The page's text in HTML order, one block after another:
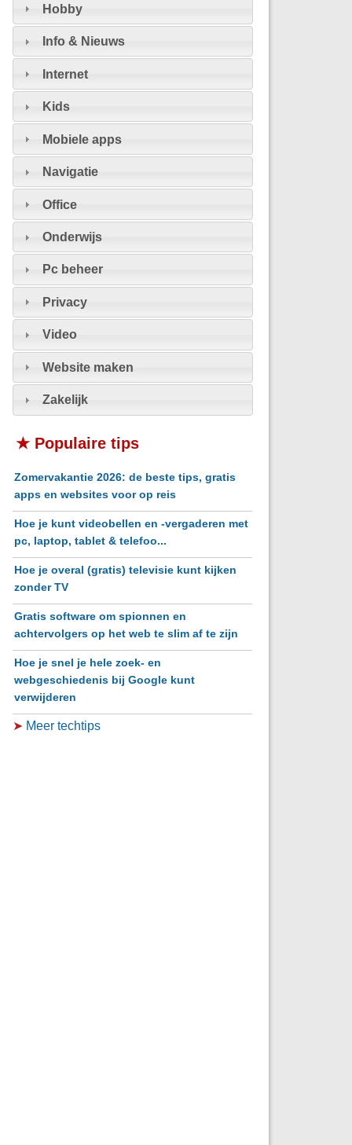
Hobby
Info & Nieuws
Internet
Kids
Mobiele apps
Navigatie
Office
Onderwijs
Pc beheer
Privacy
Video
Website maken
Zakelijk
★ Populaire tips
Zomervakantie 2026: de beste tips, gratis
apps en websites voor op reis
Hoe je kunt videobellen en -vergaderen met
pc, laptop, tablet & telefoo...
Hoe je overal (gratis) televisie kunt kijken
zonder TV
Gratis software om spionnen en
achtervolgers op het web te slim af te zijn
Hoe je snel je hele zoek- en
webgeschiedenis bij Google kunt
verwijderen
➤ Meer techtips